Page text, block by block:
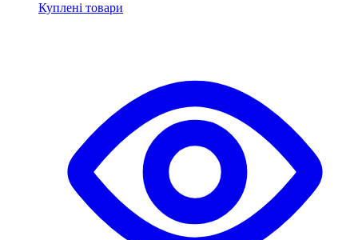
Куплені товари